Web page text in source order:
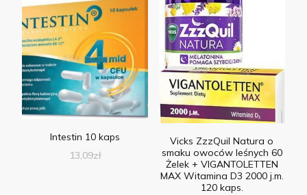
Intestin 10 kaps
13,09zł
Vicks ZzzQuil Natura o
smaku owoców leśnych 60
Żelek + VIGANTOLETTEN
MAX Witamina D3 2000 j.m.
120 kaps.